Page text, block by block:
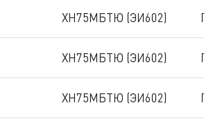
ХН75МБТЮ (ЭИ602)
ХН75МБТЮ (ЭИ602)
ХН75МБТЮ (ЭИ602)